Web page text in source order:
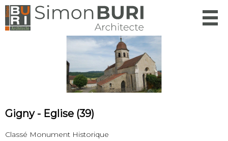
Gigny - Eglise (39)
Classé Monument Historique